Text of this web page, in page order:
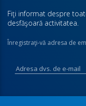
Fiţi informat despre
desfăşoară activitatea.
Înregistraţi-vă adresa de